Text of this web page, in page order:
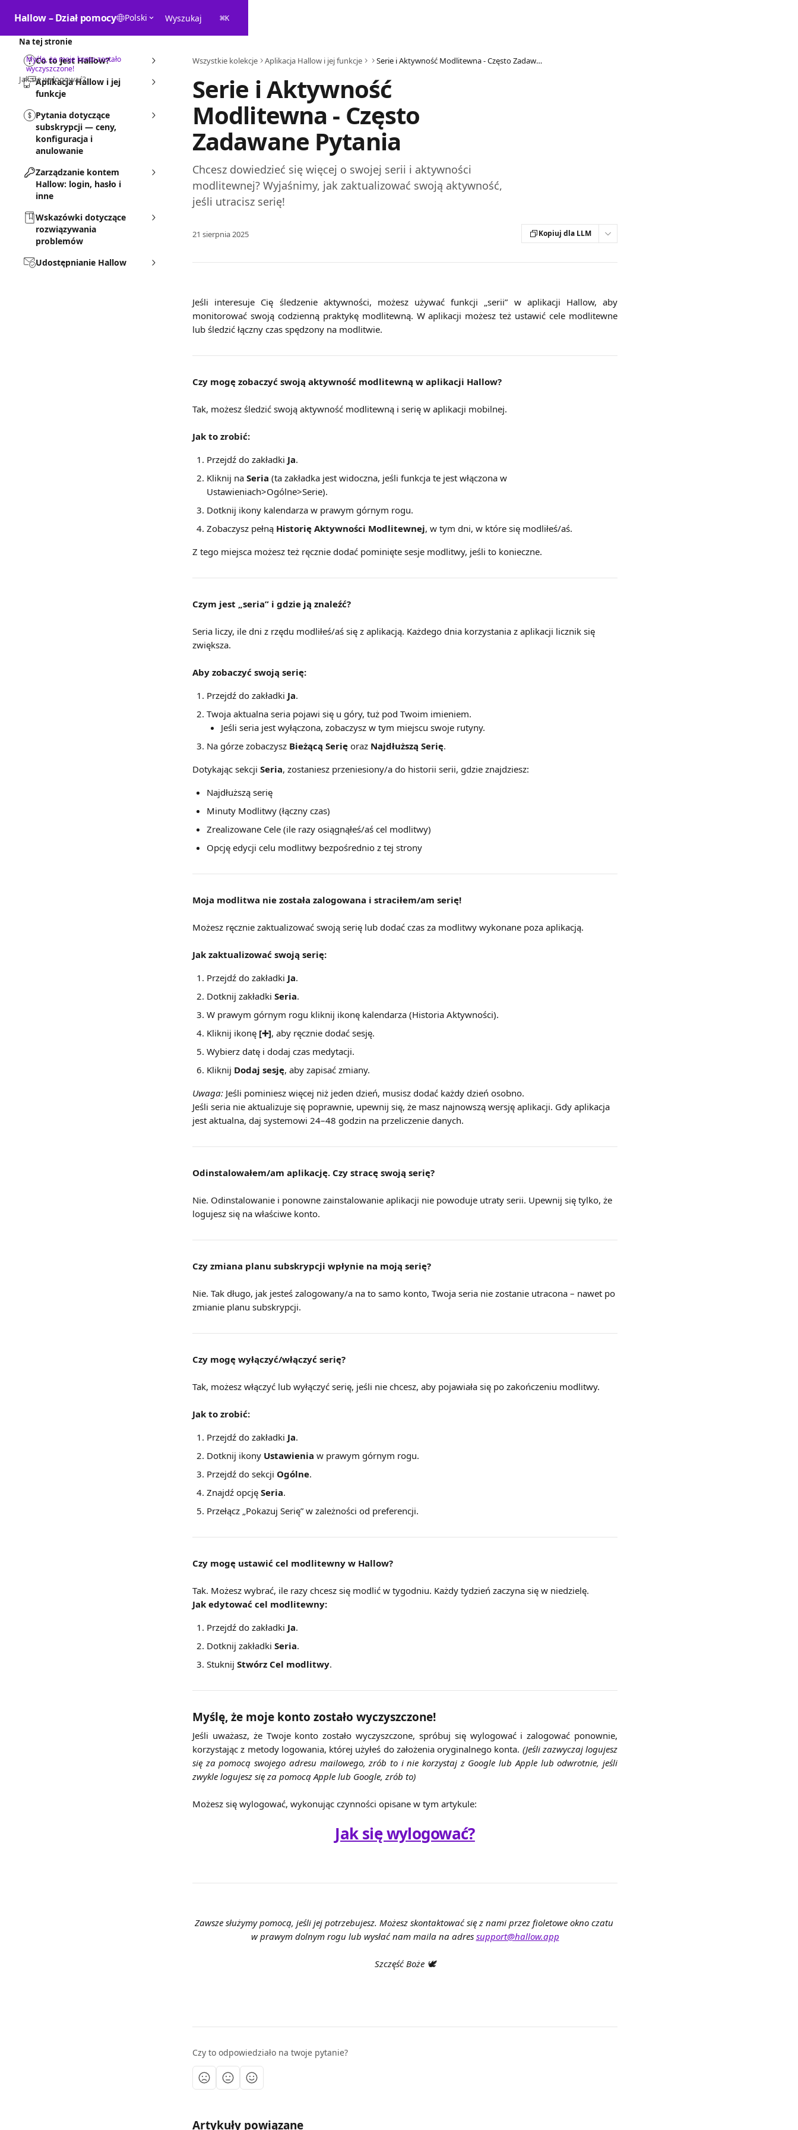
Hallow – Dział pomocy
Polski Wyszukaj ⌘K
Co to jest Hallow?
Aplikacja Hallow i jej
funkcje
Pytania dotyczące
subskrypcji — ceny,
konfiguracja i
anulowanie
Zarządzanie kontem
Hallow: login, hasło i
inne
Wskazówki dotyczące
rozwiązywania
problemów
Udostępnianie Hallow
Wszystkie kolekcje Aplikacja Hallow i jej funkcje Serie i Aktywność Modlitewna - Często Zadawane Pytania
Serie i Aktywność
Modlitewna - Często
Zadawane Pytania
Chcesz dowiedzieć się więcej o swojej serii i aktywności
modlitewnej? Wyjaśnimy, jak zaktualizować swoją aktywność,
jeśli utracisz serię!
21 sierpnia 2025 Kopiuj dla LLM
Jeśli interesuje Cię śledzenie aktywności, możesz używać funkcji „serii” w aplikacji Hallow, aby
monitorować swoją codzienną praktykę modlitewną. W aplikacji możesz też ustawić cele modlitewne
lub śledzić łączny czas spędzony na modlitwie.
Czy mogę zobaczyć swoją aktywność modlitewną w aplikacji Hallow?
Tak, możesz śledzić swoją aktywność modlitewną i serię w aplikacji mobilnej.
Jak to zrobić:
Przejdź do zakładki Ja.
Kliknij na Seria (ta zakładka jest widoczna, jeśli funkcja te jest włączona w
Ustawieniach>Ogólne>Serie).
Dotknij ikony kalendarza w prawym górnym rogu.
Zobaczysz pełną Historię Aktywności Modlitewnej, w tym dni, w które się modliłeś/aś.
Z tego miejsca możesz też ręcznie dodać pominięte sesje modlitwy, jeśli to konieczne.
Czym jest „seria” i gdzie ją znaleźć?
Seria liczy, ile dni z rzędu modliłeś/aś się z aplikacją. Każdego dnia korzystania z aplikacji licznik się
zwiększa.
Aby zobaczyć swoją serię:
Przejdź do zakładki Ja.
Twoja aktualna seria pojawi się u góry, tuż pod Twoim imieniem.
Jeśli seria jest wyłączona, zobaczysz w tym miejscu swoje rutyny.
Na górze zobaczysz Bieżącą Serię oraz Najdłuższą Serię.
Dotykając sekcji Seria, zostaniesz przeniesiony/a do historii serii, gdzie znajdziesz:
Najdłuższą serię
Minuty Modlitwy (łączny czas)
Zrealizowane Cele (ile razy osiągnąłeś/aś cel modlitwy)
Opcję edycji celu modlitwy bezpośrednio z tej strony
Moja modlitwa nie została zalogowana i straciłem/am serię!
Możesz ręcznie zaktualizować swoją serię lub dodać czas za modlitwy wykonane poza aplikacją.
Jak zaktualizować swoją serię:
Przejdź do zakładki Ja.
Dotknij zakładki Seria.
W prawym górnym rogu kliknij ikonę kalendarza (Historia Aktywności).
Kliknij ikonę [➕], aby ręcznie dodać sesję.
Wybierz datę i dodaj czas medytacji.
Kliknij Dodaj sesję, aby zapisać zmiany.
Uwaga: Jeśli pominiesz więcej niż jeden dzień, musisz dodać każdy dzień osobno.
Jeśli seria nie aktualizuje się poprawnie, upewnij się, że masz najnowszą wersję aplikacji. Gdy aplikacja
jest aktualna, daj systemowi 24–48 godzin na przeliczenie danych.
Odinstalowałem/am aplikację. Czy stracę swoją serię?
Nie. Odinstalowanie i ponowne zainstalowanie aplikacji nie powoduje utraty serii. Upewnij się tylko, że
logujesz się na właściwe konto.
Czy zmiana planu subskrypcji wpłynie na moją serię?
Nie. Tak długo, jak jesteś zalogowany/a na to samo konto, Twoja seria nie zostanie utracona – nawet po
zmianie planu subskrypcji.
Czy mogę wyłączyć/włączyć serię?
Tak, możesz włączyć lub wyłączyć serię, jeśli nie chcesz, aby pojawiała się po zakończeniu modlitwy.
Jak to zrobić:
Przejdź do zakładki Ja.
Dotknij ikony Ustawienia w prawym górnym rogu.
Przejdź do sekcji Ogólne.
Znajdź opcję Seria.
Przełącz „Pokazuj Serię” w zależności od preferencji.
Czy mogę ustawić cel modlitewny w Hallow?
Tak. Możesz wybrać, ile razy chcesz się modlić w tygodniu. Każdy tydzień zaczyna się w niedzielę.
Jak edytować cel modlitewny:
Przejdź do zakładki Ja.
Dotknij zakładki Seria.
Stuknij Stwórz Cel modlitwy.
Myślę, że moje konto zostało wyczyszczone!
Jeśli uważasz, że Twoje konto zostało wyczyszczone, spróbuj się wylogować i zalogować ponownie,
korzystając z metody logowania, której użyłeś do założenia oryginalnego konta. (Jeśli zazwyczaj logujesz
się za pomocą swojego adresu mailowego, zrób to i nie korzystaj z Google lub Apple lub odwrotnie, jeśli
zwykle logujesz się za pomocą Apple lub Google, zrób to)
Możesz się wylogować, wykonując czynności opisane w tym artykule:
Jak się wylogować?
Zawsze służymy pomocą, jeśli jej potrzebujesz. Możesz skontaktować się z nami przez fioletowe okno czatu
w prawym dolnym rogu lub wysłać nam maila na adres support@hallow.app
Szczęść Boże 🕊️
Czy to odpowiedziało na twoje pytanie?
Artykuły powiązane
Na tej stronie
Myślę, że moje konto zostało
wyczyszczone!
Jak się wylogować?